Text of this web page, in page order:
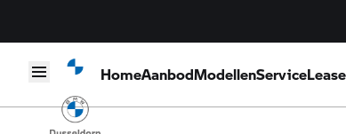
HomeAanbodModellenService
Skip to content